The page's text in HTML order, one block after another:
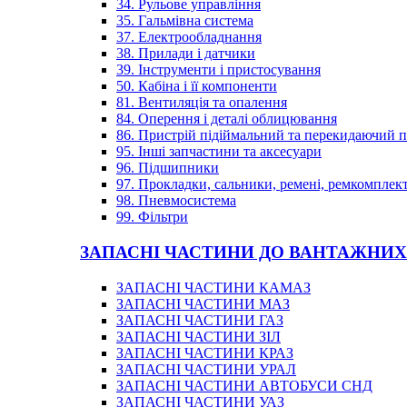
34. Рульове управління
35. Гальмівна система
37. Електрообладнання
38. Прилади і датчики
39. Інструменти і пристосування
50. Кабіна і її компоненти
81. Вентиляція та опалення
84. Оперення і деталі облицювання
86. Пристрій підіймальний та перекидаючий
95. Інші запчастини та аксесуари
96. Підшипники
97. Прокладки, сальники, ремені,
98. Пневмосистема
99. Фільтри
ЗАПАСНІ ЧАСТИНИ ДО
ЗАПАСНІ ЧАСТИНИ КАМАЗ
ЗАПАСНІ ЧАСТИНИ МАЗ
ЗАПАСНІ ЧАСТИНИ ГАЗ
ЗАПАСНІ ЧАСТИНИ ЗІЛ
ЗАПАСНІ ЧАСТИНИ КРАЗ
ЗАПАСНІ ЧАСТИНИ УРАЛ
ЗАПАСНІ ЧАСТИНИ АВТОБУСИ СНД
ЗАПАСНІ ЧАСТИНИ УАЗ